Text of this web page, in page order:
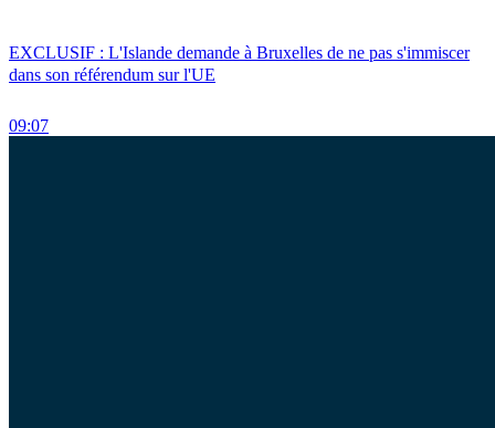
EXCLUSIF : L'Islande demande à Bruxelles de ne pas s'immiscer
dans son référendum sur l'UE
09:07